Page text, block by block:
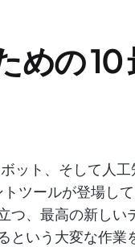
めの 10
ット、そして人
ツールが登場し
つ、最高の新し
という大変な作業